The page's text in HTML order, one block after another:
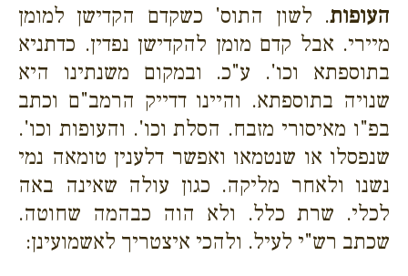
העופות. לשון התוס' כשקדם הקדישן למומן
מיירי. אבל קדם מומן להקדישן נפדין. כדתניא
בתוספתא וכו'. ע"כ. ובמקום משנתינו היא
שנויה בתוספתא. והיינו דדייק הרמב"ם וכתב
בפ"ו מאיסורי מזבח. הסלת וכו'. והעופות וכו'.
שנפסלו או שנטמאו ואפשר דלענין טומאה נמי
נשנו ולאחר מליקה. כגון עולה שאינה באה
לכלי. שרת כלל. ולא הוה כבהמה שחוטה.
שכתב רש"י לעיל. ולהכי איצטריך לאשמועינן: